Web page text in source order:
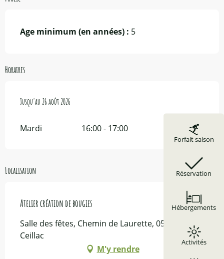
Forfait saison
Réservation
Hébergements
Activités
Age minimum (en années) : 5
Horaires
Du6 juillet 2026 au26 août 2026
Jusqu'au 26 août 2026
Mardi 16:00 - 17:00
Localisation
Atelier création de bougies
Salle des fêtes, Chemin de Laurette, 05600
Ceillac
M'y rendre